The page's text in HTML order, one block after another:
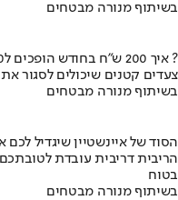
בשיתוף מנורה מבטחים
איך 200 ש"ח בחודש הופכים ל140 אלף ?
צעדים קטנים שיכולים לסגור את
בשיתוף מנורה מבטחים
הסוד של איינשטיין שיגדיל
הריבית דריבית עובדת
בטוח
בשיתוף מנורה מבטחים